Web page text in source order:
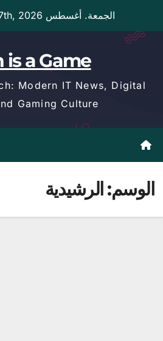
content
الجمعة. أغسطس 7th, 2026
is a Game
Modern IT News, Digital
Gaming Culture.
الوسم: الرشيدية